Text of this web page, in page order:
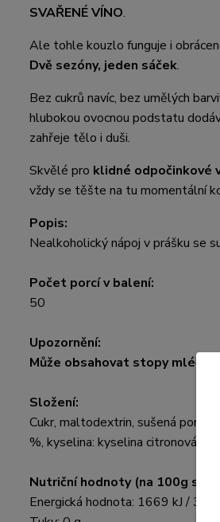
SVAŘENÉ VÍNO.
Ale tohle kouzlo funguje i
Dvě sezóny, jeden sáček.
Bez cukrů navíc, bez umělých
hlubokou ovocnou podstatu
zahřeje tělo i duši.
Skvělé pro klidné odpočinkové
vždy se těšte na tu momentální
Popis:
Nealkoholický nápoj v prášku se
Počet porcí v balení:
50
Upozornění:
Může obsahovat stopy mléčné
Složení:
Cukr, maltodextrin, sušená
%, kyselina: kyselina citronová,
Nutriční hodnoty (na 100g
Energická hodnota: 1669 kJ / 399